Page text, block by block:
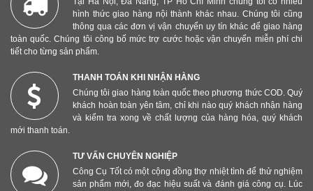
hình thức giao hàng nội thành khác nhau. Chúng tôi cũng
thông qua các đơn vị vận chuyển uy tín khác để giao hàng
toàn quốc. Chúng tôi công bố mức trợ cước hoặc vận chuyển miễn phí chi
tiết cho từng sản phẩm.
THANH TOÁN KHI NHẬN HÀNG
Chúng tôi giao hàng toàn quốc theo phương thức COD. Quý
khách hoàn toàn yên tâm, chỉ khi nào quý khách nhận hàng
và kiểm tra xong về chất lượng của hàng hóa, quý khách
mới thanh toán.
TƯ VẤN CHUYÊN NGHIỆP
Công Cụ Tốt có một cộng đồng thợ nhiệt tình để thử nghiệm
sản phẩm mới, đo đạc hiệu suất và đánh giá công cụ. Lúc